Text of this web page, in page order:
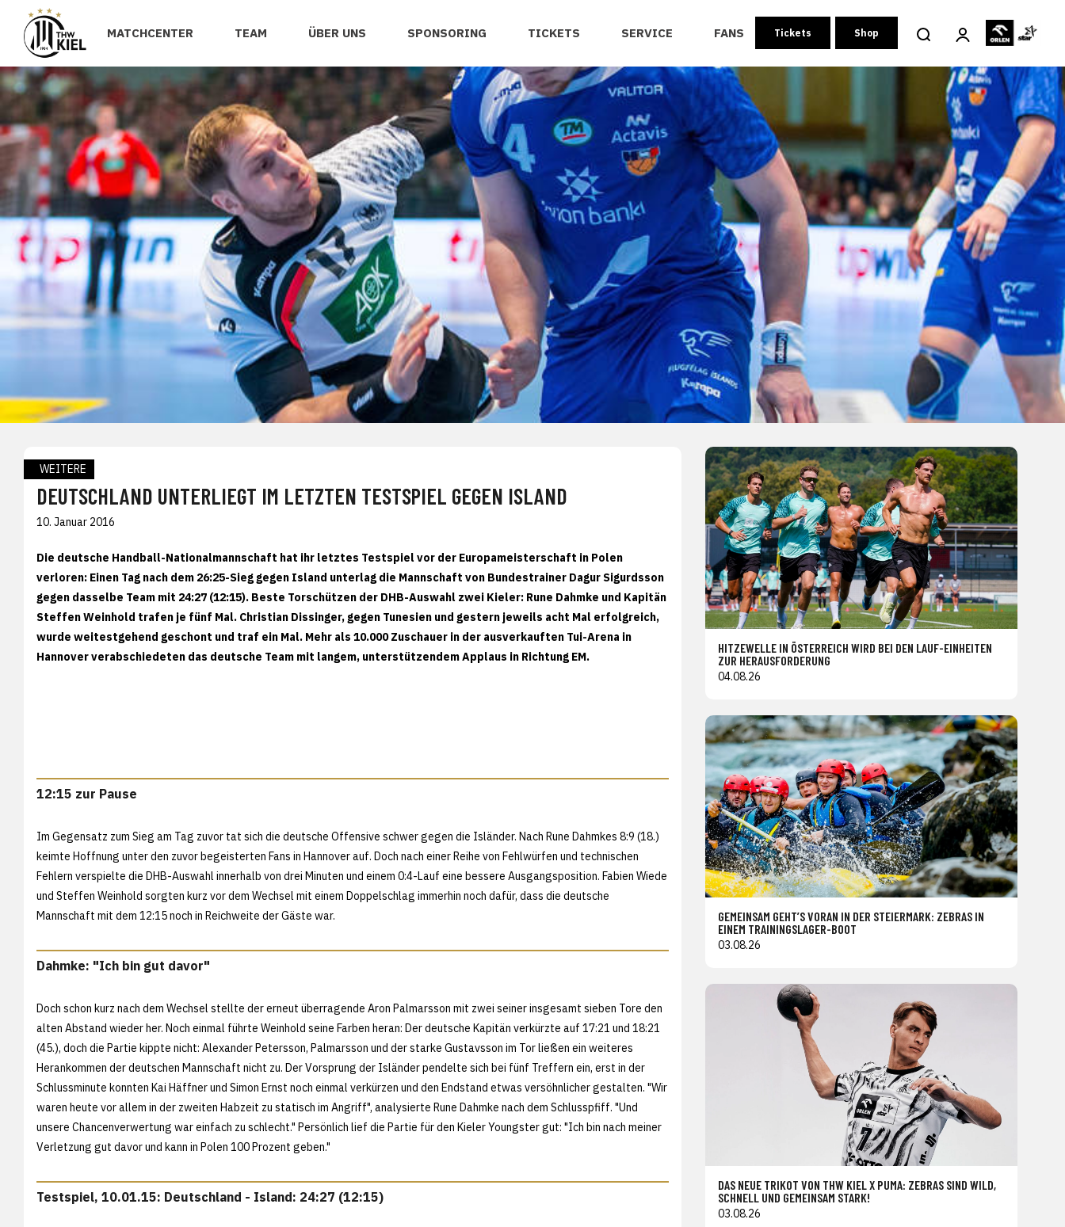
MATCHCENTER TEAM ÜBER UNS SPONSORING TICKETS SERVICE FANS Tickets Shop
WEITERE
DEUTSCHLAND UNTERLIEGT IM LETZTEN TESTSPIEL GEGEN ISLAND
10. Januar 2016
Die deutsche Handball-Nationalmannschaft hat ihr letztes Testspiel vor der Europameisterschaft in Polen
verloren: Einen Tag nach dem 26:25-Sieg gegen Island unterlag die Mannschaft von Bundestrainer Dagur Sigurdsson
gegen dasselbe Team mit 24:27 (12:15). Beste Torschützen der DHB-Auswahl zwei Kieler: Rune Dahmke und Kapitän
Steffen Weinhold trafen je fünf Mal. Christian Dissinger, gegen Tunesien und gestern jeweils acht Mal erfolgreich,
wurde weitestgehend geschont und traf ein Mal. Mehr als 10.000 Zuschauer in der ausverkauften Tui-Arena in
Hannover verabschiedeten das deutsche Team mit langem, unterstützendem Applaus in Richtung EM.
12:15 zur Pause
Im Gegensatz zum Sieg am Tag zuvor tat sich die deutsche Offensive schwer gegen die Isländer. Nach Rune Dahmkes 8:9 (18.)
keimte Hoffnung unter den zuvor begeisterten Fans in Hannover auf. Doch nach einer Reihe von Fehlwürfen und technischen
Fehlern verspielte die DHB-Auswahl innerhalb von drei Minuten und einem 0:4-Lauf eine bessere Ausgangsposition. Fabien Wiede
und Steffen Weinhold sorgten kurz vor dem Wechsel mit einem Doppelschlag immerhin noch dafür, dass die deutsche
Mannschaft mit dem 12:15 noch in Reichweite der Gäste war.
Dahmke: "Ich bin gut davor"
Doch schon kurz nach dem Wechsel stellte der erneut überragende Aron Palmarsson mit zwei seiner insgesamt sieben Tore den
alten Abstand wieder her. Noch einmal führte Weinhold seine Farben heran: Der deutsche Kapitän verkürzte auf 17:21 und 18:21
(45.), doch die Partie kippte nicht: Alexander Petersson, Palmarsson und der starke Gustavsson im Tor ließen ein weiteres
Herankommen der deutschen Mannschaft nicht zu. Der Vorsprung der Isländer pendelte sich bei fünf Treffern ein, erst in der
Schlussminute konnten Kai Häffner und Simon Ernst noch einmal verkürzen und den Endstand etwas versöhnlicher gestalten. "Wir
waren heute vor allem in der zweiten Habzeit zu statisch im Angriff", analysierte Rune Dahmke nach dem Schlusspfiff. "Und
unsere Chancenverwertung war einfach zu schlecht." Persönlich lief die Partie für den Kieler Youngster gut: "Ich bin nach meiner
Verletzung gut davor und kann in Polen 100 Prozent geben."
Testspiel, 10.01.15: Deutschland - Island: 24:27 (12:15)
HITZEWELLE IN ÖSTERREICH WIRD BEI DEN LAUF-EINHEITEN
ZUR HERAUSFORDERUNG
04.08.26
GEMEINSAM GEHT’S VORAN IN DER STEIERMARK: ZEBRAS IN
EINEM TRAININGSLAGER-BOOT
03.08.26
DAS NEUE TRIKOT VON THW KIEL X PUMA: ZEBRAS SIND WILD,
SCHNELL UND GEMEINSAM STARK!
03.08.26